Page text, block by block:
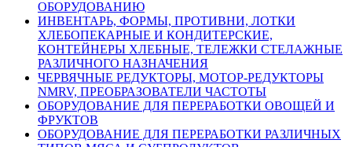
ОБОРУДОВАНИЮ
ИНВЕНТАРЬ, ФОРМЫ, ПРОТИВНИ, ЛОТКИ
ХЛЕБОПЕКАРНЫЕ И КОНДИТЕРСКИЕ,
КОНТЕЙНЕРЫ ХЛЕБНЫЕ, ТЕЛЕЖКИ СТЕЛАЖНЫЕ
РАЗЛИЧНОГО НАЗНАЧЕНИЯ
ЧЕРВЯЧНЫЕ РЕДУКТОРЫ, МОТОР-РЕДУКТОРЫ
NMRV, ПРЕОБРАЗОВАТЕЛИ ЧАСТОТЫ
ОБОРУДОВАНИЕ ДЛЯ ПЕРЕРАБОТКИ ОВОЩЕЙ И
ФРУКТОВ
ОБОРУДОВАНИЕ ДЛЯ ПЕРЕРАБОТКИ РАЗЛИЧНЫХ